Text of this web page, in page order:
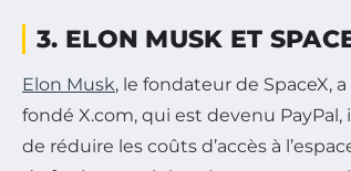
3. ELON MUSK ET
Elon Musk, le fondateur de SpaceX,
fondé X.com, qui est devenu PayPal,
de réduire les coûts d’accès à